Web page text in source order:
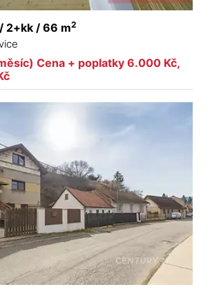
2+kk / 66 m2
Cena + poplatky 6.000 Kč,